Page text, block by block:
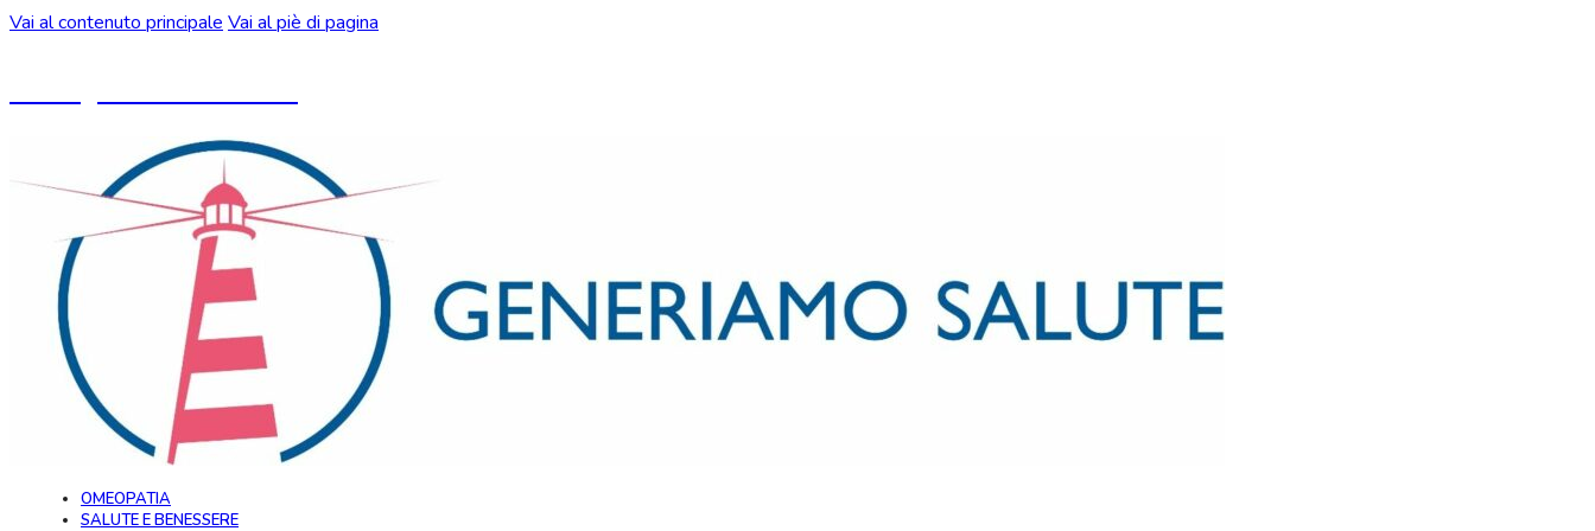
Vai al contenuto principale Vai al piè di pagina
OMEOPATIA
SALUTE E BENESSERE